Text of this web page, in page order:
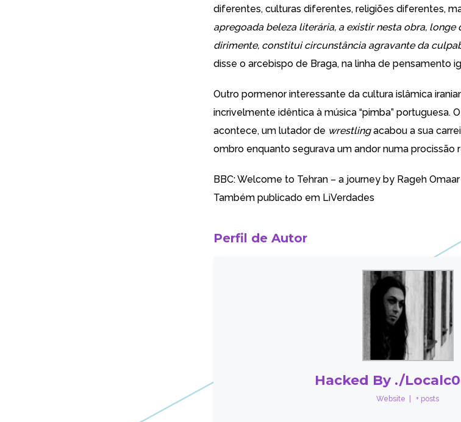
diferentes, culturas diferentes, religiões diferentes,
apregoada beleza literária, a existir nesta obra,
dirimente, constitui circunstância agravante da
disse o arcebispo de Braga, na linha de pensamento
Outro pormenor interessante da cultura islâmica
incrivelmente idêntica à música “pimba” portuguesa.
acontece, um lutador de wrestlingacabou a sua
ombro enquanto segurava um andor numa procissão
BBC: Welcome to Tehran – a journey by Rageh Omaar
Também publicado em LiVerdades
Perfil de Autor
Hacked By ./
Website + posts